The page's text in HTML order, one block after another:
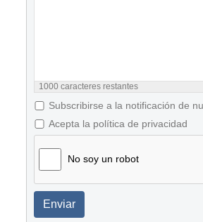
1000 caracteres restantes
Subscribirse a la notificación de
Acepta la política de privacidad
No soy un robot
Enviar